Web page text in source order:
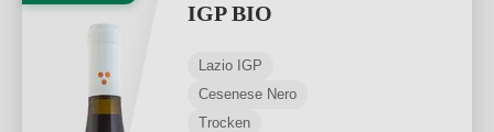
IGP BIO
Lazio IGP
Cesenese Nero
Trocken